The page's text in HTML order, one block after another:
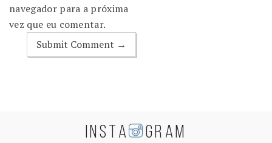
navegador para a próxima
vez que eu comentar.
INSTA GRAM